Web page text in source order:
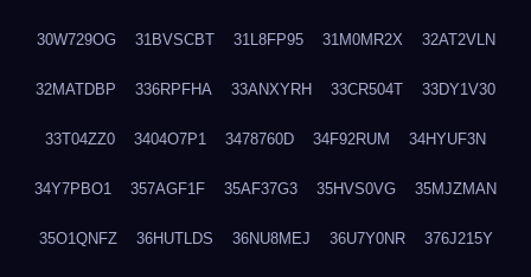
30W729OG 31BVSCBT 31L8FP95 31M0MR2X 32AT2VLN
32MATDBP 336RPFHA 33ANXYRH 33CR504T 33DY1V30
33T04ZZ0 3404O7P1 3478760D 34F92RUM 34HYUF3N
34Y7PBO1 357AGF1F 35AF37G3 35HVS0VG 35MJZMAN
35O1QNFZ 36HUTLDS 36NU8MEJ 36U7Y0NR 376J215Y